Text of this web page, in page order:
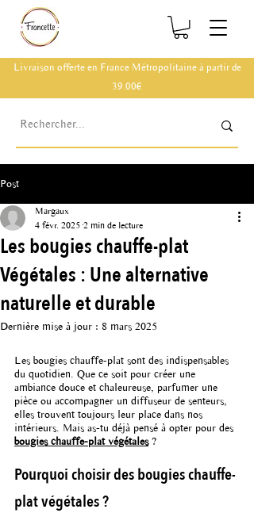
Livraison offerte en France Métropolitaine à partir de
39.00€
Post
Les bougies chauffe-plat
Végétales : Une alternative
naturelle et durable
Margaux
4 févr. 2025 2 min de lecture
Dernière mise à jour : 8 mars 2025
Les bougies chauffe-plat sont des indispensables
du quotidien. Que ce soit pour créer une
ambiance douce et chaleureuse, parfumer une
pièce ou accompagner un diffuseur de senteurs,
elles trouvent toujours leur place dans nos
intérieurs. Mais as-tu déjà pensé à opter pour des
bougies chauffe-plat végétales ?
Pourquoi choisir des bougies chauffe-
plat végétales ?